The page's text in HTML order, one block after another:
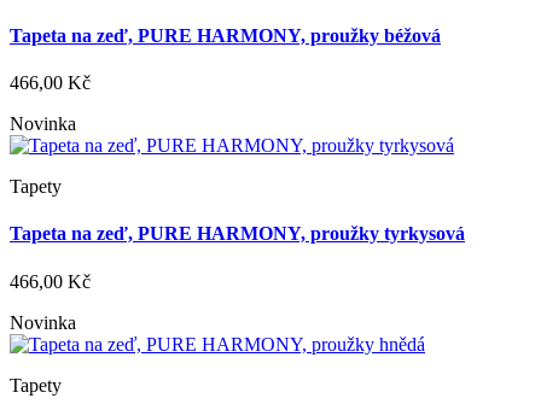
Tapeta na zeď, PURE HARMONY, proužky béžová
466,00 Kč
Novinka
Tapety
Tapeta na zeď, PURE HARMONY, proužky tyrkysová
466,00 Kč
Novinka
Tapety